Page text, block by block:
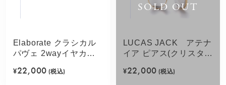
Elaborate クラシカル
パヴェ 2wayイヤカフ
¥22,000 (税込)
SOLD OUT
LUCAS JACK アテナ
イア ピアス(クリスタ
¥22,000 (税込)